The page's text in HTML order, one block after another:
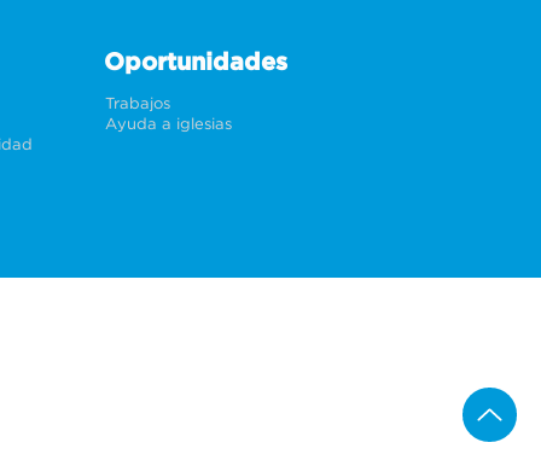
Oportunidades
Trabajos
Ayuda a iglesias